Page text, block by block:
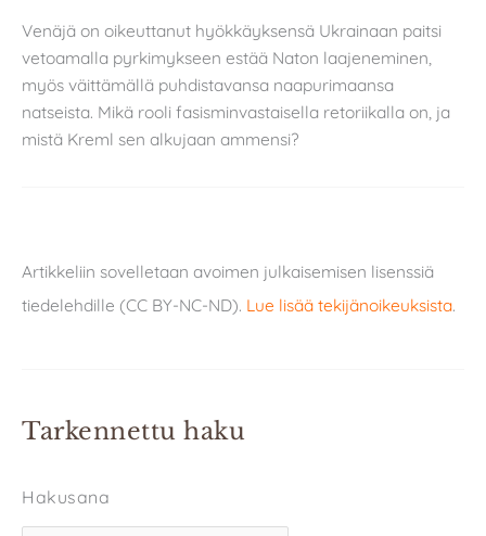
Venäjä on oikeuttanut hyökkäyksensä Ukrainaan paitsi
vetoamalla pyrkimykseen estää Naton laajeneminen,
myös väittämällä puhdistavansa naapurimaansa
natseista. Mikä rooli fasisminvastaisella retoriikalla on, ja
mistä Kreml sen alkujaan ammensi?
Artikkeliin sovelletaan avoimen julkaisemisen lisenssiä
tiedelehdille (CC BY-NC-ND). Lue lisää tekijänoikeuksista.
Tarkennettu haku
Hakusana